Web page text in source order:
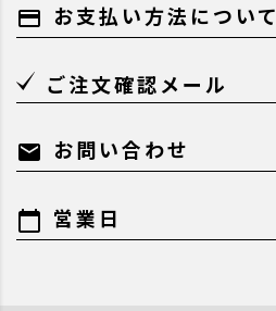
payment お支払い方法について
ご注文確認メール
mail お問い合わせ
calendar_today 営業日